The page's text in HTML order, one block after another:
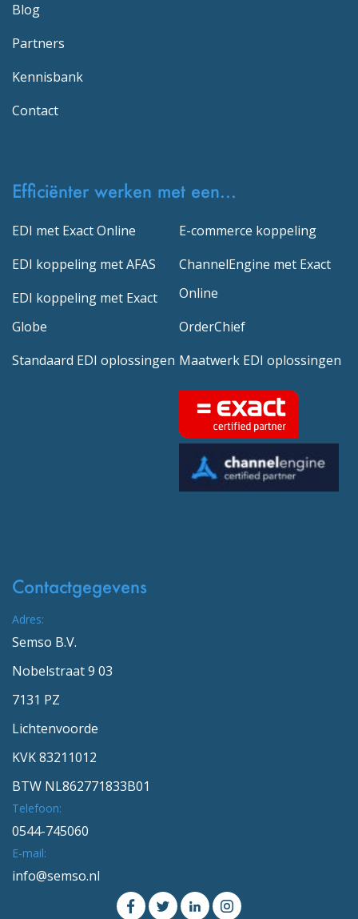
Blog
Partners
Kennisbank
Contact
Efficiënter werken met een...
EDI met Exact Online
EDI koppeling met AFAS
EDI koppeling met Exact
Globe
Standaard EDI oplossingen
E-commerce koppeling
ChannelEngine met Exact
Online
OrderChief
Maatwerk EDI oplossingen
Contactgegevens
Adres:
Semso B.V.
Nobelstraat 9 03
7131 PZ
Lichtenvoorde
KVK 83211012
BTW NL862771833B01
Telefoon:
0544-745060
E-mail:
info@semso.nl